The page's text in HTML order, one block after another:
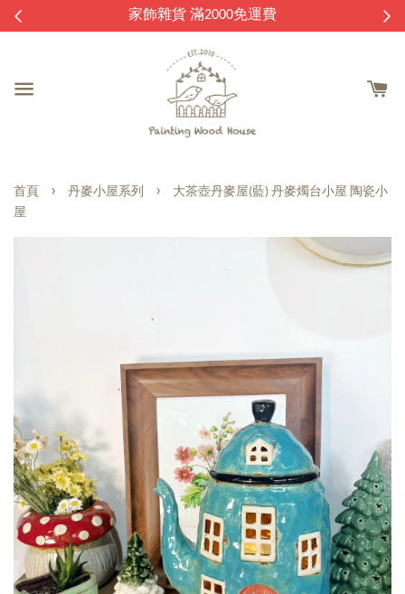
家飾雜貨 滿2000免運費
首頁 › 丹麥小屋系列 ›
大茶壺丹麥屋(藍) 丹麥燭台小屋 陶瓷小
屋